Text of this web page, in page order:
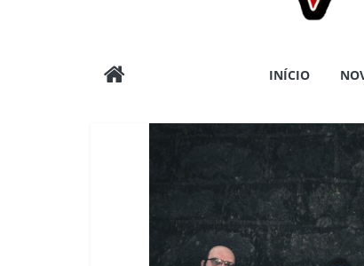
Wargods
Press
INÍCIO